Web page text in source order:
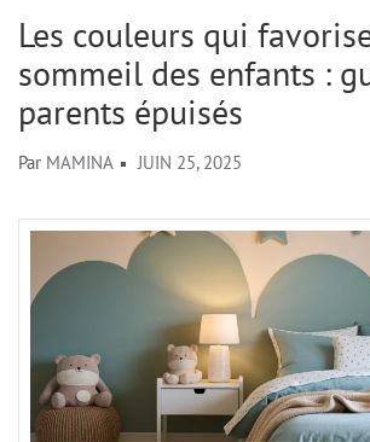
Les couleurs qui
sommeil des enfants :
parents épuisés
Par MAMINA JUIN 25, 2025